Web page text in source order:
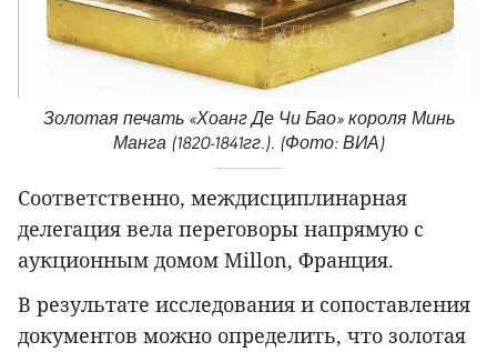
Золотая печать «Хоанг Де Чи Бао» короля Минь
Манга (1820-1841гг.). (Фото: ВИА)
Соответственно, междисциплинарная
делегация вела переговоры напрямую с
аукционным домом Millon, Франция.
В результате исследования и сопоставления
документов можно определить, что золотая